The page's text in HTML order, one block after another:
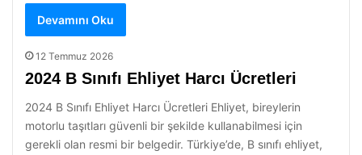
Devamını Oku
12 Temmuz 2026
2024 B Sınıfı Ehliyet Harcı Ücretleri
2024 B Sınıfı Ehliyet Harcı Ücretleri Ehliyet, bireylerin
motorlu taşıtları güvenli bir şekilde kullanabilmesi için
gerekli olan resmi bir belgedir. Türkiye’de, B sınıfı ehliyet,